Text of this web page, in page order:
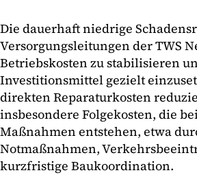
Die dauerhaft niedrige
Versorgungsleitungen der TWS
Betriebskosten zu stabilisieren
Investitionsmittel gezielt
direkten Reparaturkosten
insbesondere Folgekosten, die
Maßnahmen entstehen, etwa
Notmaßnahmen,
kurzfristige Baukoordination.